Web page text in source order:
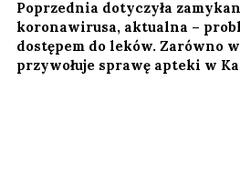
Poprzednia dotyczyła
koronawirusa, aktualna –
dostępem do leków. Zarówno
przywołuje sprawę apteki w